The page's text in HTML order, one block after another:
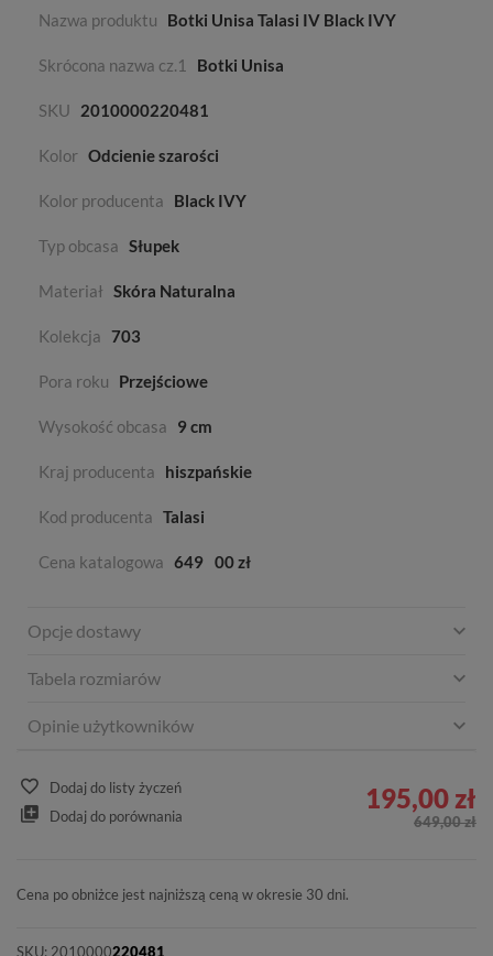
Nazwa produktu Botki Unisa Talasi IV Black IVY
Skrócona nazwa cz.1 Botki Unisa
SKU 2010000220481
Kolor Odcienie szarości
Kolor producenta Black IVY
Typ obcasa Słupek
Materiał Skóra Naturalna
Kolekcja 703
Pora roku Przejściowe
Wysokość obcasa 9 cm
Kraj producenta hiszpańskie
Kod producenta Talasi
Cena katalogowa 649 00 zł
Opcje dostawy
Tabela rozmiarów
Opinie użytkowników
Dodaj do listy życzeń
Dodaj do porównania
195,00 zł
649,00 zł
Cena po obniżce jest najniższą ceną w okresie 30 dni.
SKU: 2010000220481